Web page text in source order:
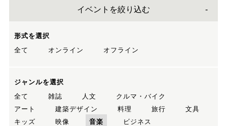
イベントを絞り込む
形式を選択
全て
オンライン オフライン
ジャンルを選択
全て
雑誌 人文
クルマ・バイク
アート
建築デザイン 料理 旅行
文具
キッズ
映像 音楽
ビジネス